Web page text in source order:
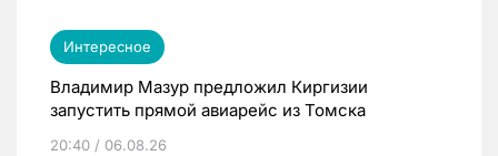
Интересное
Владимир Мазур предложил Киргизии
запустить прямой авиарейс из Томска
20:40 / 06.08.26